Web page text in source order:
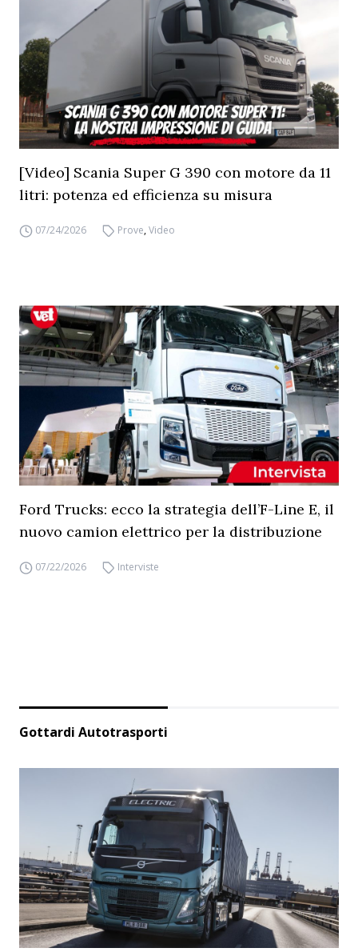
[Video] Scania Super G 390 con motore da 11
litri: potenza ed efficienza su misura
07/24/2026 Prove,Video
Ford Trucks: ecco la strategia dell’F-Line E, il
nuovo camion elettrico per la distribuzione
07/22/2026 Interviste
Gottardi Autotrasporti